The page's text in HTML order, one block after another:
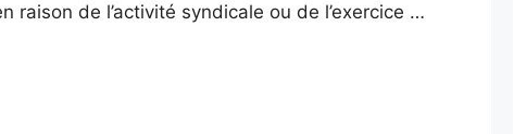
raison de l’activité syndicale ou de l’exercice …